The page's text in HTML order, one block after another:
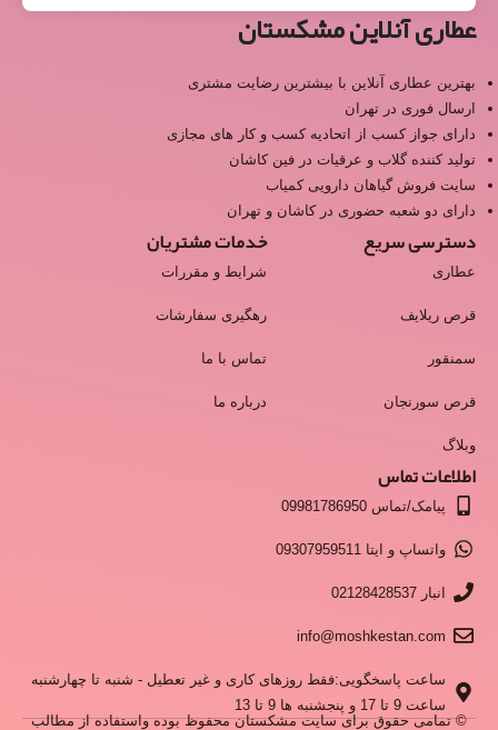
عطاری آنلاین مشکستان
بهترین عطاری آنلاین با بیشترین رضایت مشتری
ارسال فوری در تهران
دارای جواز کسب از اتحادیه کسب و کار های مجازی
تولید کننده گلاب و عرقیات در فین کاشان
سایت فروش گیاهان دارویی کمیاب
دارای دو شعبه حضوری در کاشان و تهران
دسترسی سریع
عطاری
قرص ریلایف
سمنقور
قرص سورنجان
وبلاگ
خدمات مشتریان
شرایط و مقررات
رهگیری سفارشات
تماس با ما
درباره ما
اطلاعات تماس
پیامک/تماس 09981786950
واتساپ و ایتا 09307959511
انبار 02128428537
info@moshkestan.com
ساعت پاسخگویی:فقط روزهای کاری و غیر تعطیل - شنبه تا چهارشنبه
ساعت 9 تا 17 و پنجشنبه ها 9 تا 13
© تمامی حقوق برای سایت مشکستان محفوظ بوده واستفاده از مطالب